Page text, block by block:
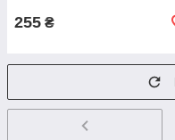
255 ₴